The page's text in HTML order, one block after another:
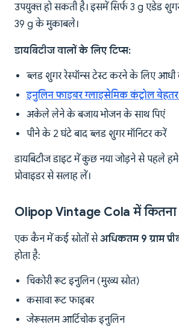
उपयुक्त हो सकती है। इसमें सिर्फ 3 g एडेड
39 g के मुकाबले।
डायबिटीज वालों के लिए टिप्स:
ब्लड शुगर रेस्पॉन्स टेस्ट करने के लिए
इनुलिन फाइबर ग्लाइसेमिक कंट्रोल
अकेले लेने के बजाय भोजन के साथ पिएं
पीने के 2 घंटे बाद ब्लड शुगर मॉनिटर करें
डायबिटीज डाइट में कुछ नया जोड़ने से पहले
प्रोवाइडर से सलाह लें।
Olipop Vintage Cola में कितना
एक कैन में कई स्रोतों सेअधिकतम 9 ग्राम
होता है:
चिकोरी रूट इनुलिन (मुख्य स्रोत)
कसावा रूट फाइबर
जेरूसलम आर्टिचोक इनुलिन